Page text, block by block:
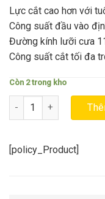
gốc
là:
1.896.000₫.
hiện
tại
là:
1.853.000₫.
Lực cắt cao hơn với
Công suất đầu vào
Đường kính lưỡi cưa
Công suất cắt tối đa
Còn 2 trong kho
Máy cắt gạch dùng
[policy_Product]